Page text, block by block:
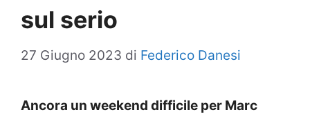
sul serio
27 Giugno 2023 di Federico Danesi
Ancora un weekend difficile per Marc